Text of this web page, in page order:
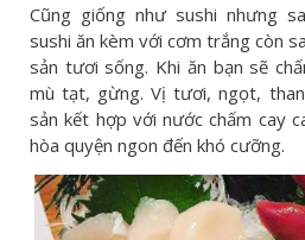
Cũng giống như sushi nhưng
sushi ăn kèm với cơm trắng còn
sản tươi sống. Khi ăn bạn sẽ
mù tạt, gừng. Vị tươi, ngọt,
sản kết hợp với nước chấm cay
hòa quyện ngon đến khó cưỡng.